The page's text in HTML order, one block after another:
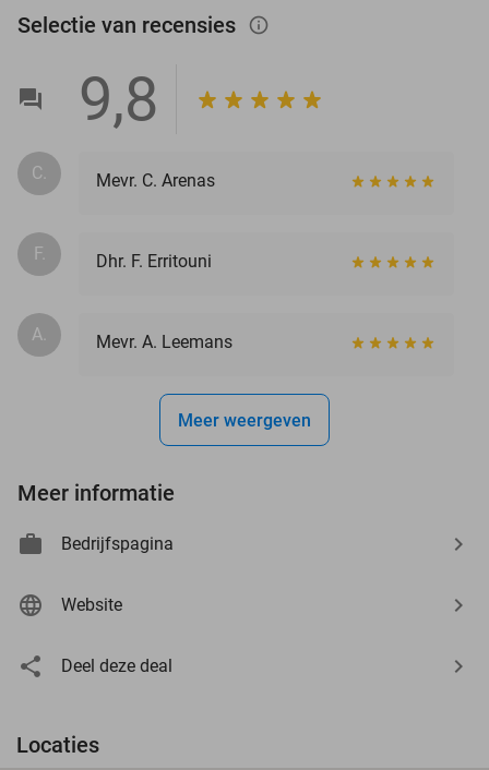
Selectie van recensies info_outlined
9,8
C. Mevr. C. Arenas
F. Dhr. F. Erritouni
A. Mevr. A. Leemans
Meer weergeven
Meer informatie
Bedrijfspagina
Website
Deel deze deal
Locaties